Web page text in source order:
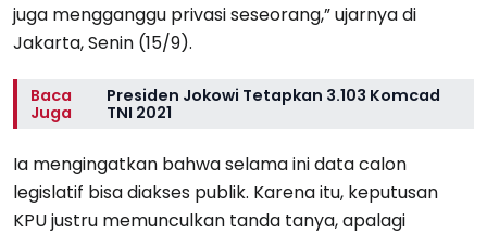
juga mengganggu privasi seseorang,” ujarnya di
Jakarta, Senin (15/9).
Baca
Juga
Presiden Jokowi Tetapkan 3.103 Komcad
TNI 2021
Ia mengingatkan bahwa selama ini data calon
legislatif bisa diakses publik. Karena itu, keputusan
KPU justru memunculkan tanda tanya, apalagi